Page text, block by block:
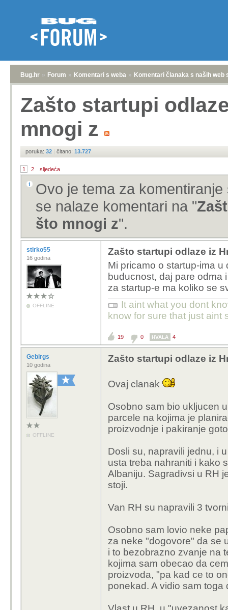
Bug.hr » Forum » Komentari s weba » Komentari članaka s naših web
Zašto startupi
mnogi z
poruka: 32 | čitano: 13.727
1 2 sljedeća
Ovo je tema za
se nalaze komentari na "
što mnogi z".
stirko55
16 godina
OFFLINE
Zašto startupi odlaze iz
Mi pricamo o startup-ima
buducnost, daj pare odma
za startup-e ma koliko se
It aint what you dont
know for sure that just aint
19 0 HVALA 4
Gebirgs
10 godina
OFFLINE
Zašto startupi odlaze iz
Ovaj clanak
Osobno sam bio ukljucen
parcele na kojima je
proizvodnje i pakiranje
Dosli su, napravili jednu, i
usta treba nahraniti i kako
Albaniju. Sagradivsi u RH
stoji.
Van RH su napravili 3
Osobno sam lovio neke
za neke "dogovore" da se
i to bezobrazno zvanje na
kojima sam obecao da
proizvoda, "pa kad ce to
ponekad. A vidio sam